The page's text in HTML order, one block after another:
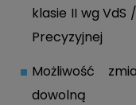
klasie II wg
Precyzyjnej
Możliwość